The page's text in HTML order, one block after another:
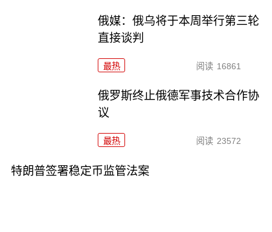
俄媒：俄乌将于本周举行第三轮
直接谈判
最热 阅读 16861
俄罗斯终止俄德军事技术合作协
议
最热 阅读 23572
特朗普签署稳定币监管法案